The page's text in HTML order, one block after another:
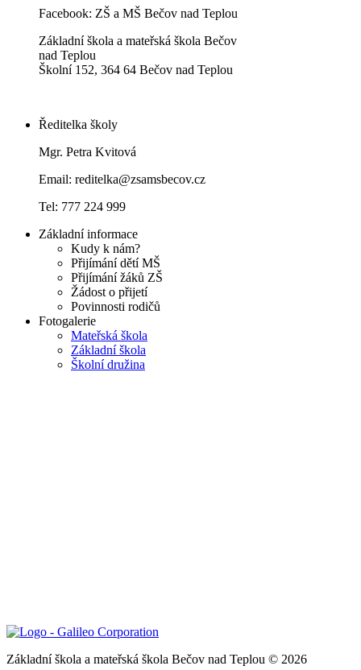
Facebook: ZŠ a MŠ Bečov nad Teplou
Základní škola a mateřská škola Bečov
nad Teplou
Školní 152, 364 64 Bečov nad Teplou
Ředitelka školy
Mgr. Petra Kvitová
Email: reditelka@zsamsbecov.cz
Tel: 777 224 999
Základní informace
Kudy k nám?
Přijímání dětí MŠ
Přijímání žáků ZŠ
Žádost o přijetí
Povinnosti rodičů
Fotogalerie
Mateřská škola
Základní škola
Školní družina
Základní škola a mateřská škola Bečov nad Teplou © 2026